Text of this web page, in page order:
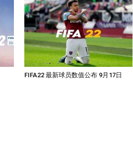
FIFA22 最新球员数值公布 9月17日